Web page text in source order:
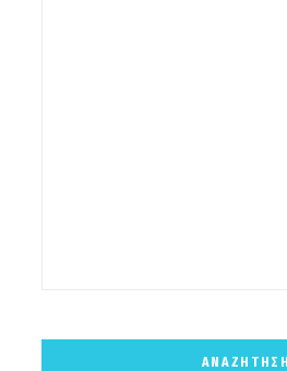
ΑΝΑΖΉΤΗΣΗ